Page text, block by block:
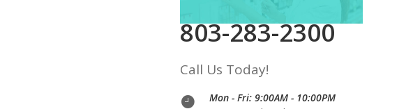
803-283-2300
Call Us Today!
Mon - Fri: 9:00AM - 10:00PM